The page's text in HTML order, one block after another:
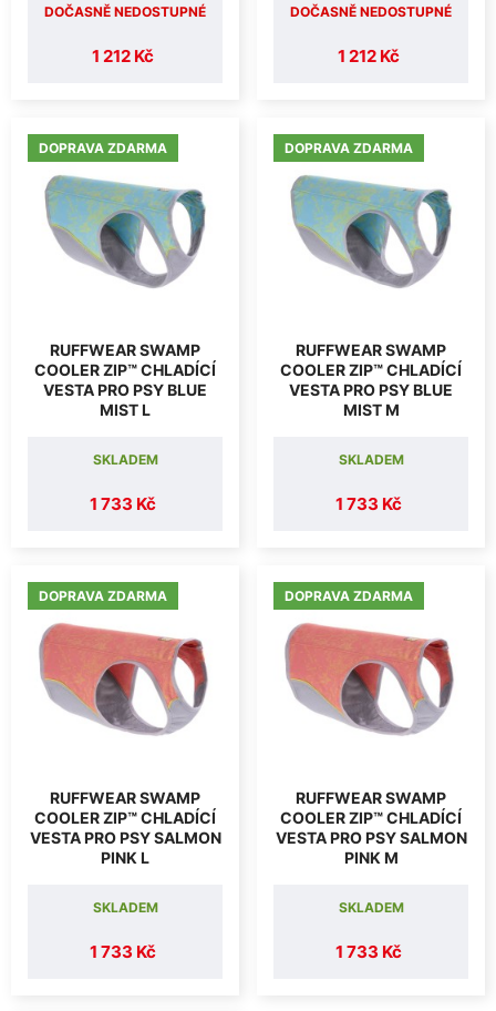
1 212 Kč
DOČASNĚ NEDOSTUPNÉ
1 212 Kč
DOČASNĚ NEDOSTUPNÉ
DOPRAVA ZDARMA
RUFFWEAR SWAMP
COOLER ZIP™ CHLADÍCÍ
VESTA PRO PSY BLUE
MIST L
1 733 Kč
SKLADEM
DOPRAVA ZDARMA
RUFFWEAR SWAMP
COOLER ZIP™ CHLADÍCÍ
VESTA PRO PSY BLUE
MIST M
1 733 Kč
SKLADEM
DOPRAVA ZDARMA
RUFFWEAR SWAMP
COOLER ZIP™ CHLADÍCÍ
VESTA PRO PSY SALMON
PINK L
1 733 Kč
SKLADEM
DOPRAVA ZDARMA
RUFFWEAR SWAMP
COOLER ZIP™ CHLADÍCÍ
VESTA PRO PSY SALMON
PINK M
1 733 Kč
SKLADEM